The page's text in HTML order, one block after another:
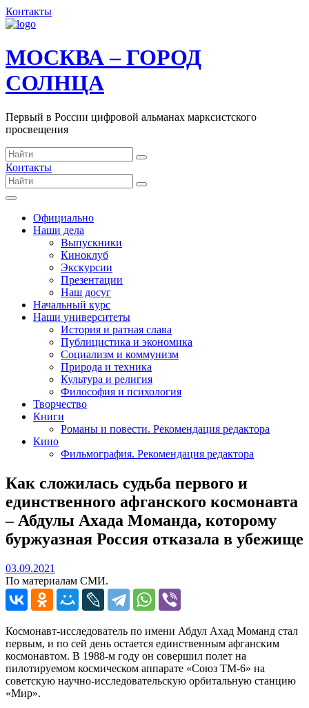
Контакты
МОСКВА – ГОРОД
СОЛНЦА
Первый в России цифровой альманах марксистского
просвещения
Контакты
Официально
Наши дела
Выпускники
Киноклуб
Экскурсии
Презентации
Наш досуг
Начальный курс
Наши университеты
История и ратная слава
Публицистика и экономика
Социализм и коммунизм
Природа и техника
Культура и религия
Философия и психология
Творчество
Книги
Романы и повести. Рекомендация редактора
Кино
Фильмография. Рекомендация редактора
Как сложилась судьба первого и
единственного афганского космонавта
– Абдулы Ахада Моманда, которому
буржуазная Россия отказала в убежище
03.09.2021
По материалам СМИ.
Космонавт-исследователь по имени Абдул Ахад Моманд стал
первым, и по сей день остается единственным афганским
космонавтом. В 1988-м году он совершил полет на
пилотируемом космическом аппарате «Союз ТМ-6» на
советскую научно-исследовательскую орбитальную станцию
«Мир».